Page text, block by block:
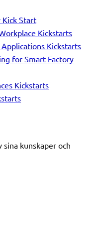
Start
Kickstarts
Kickstarts
for Smart Factory
Kickstarts
kunskaper och